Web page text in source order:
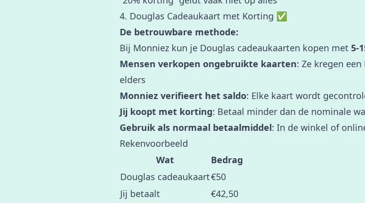
4. Douglas Cadeaukaart met Korting ✅
De betrouwbare methode:
Bij Monniez kun je Douglas cadeaukaarten kopen met 5-
Mensen verkopen ongebruikte kaarten: Ze kregen
elders
Monniez verifieert het saldo: Elke kaart wordt
Jij koopt met korting: Betaal minder dan de nominale
Gebruik als normaal betaalmiddel: In de winkel of
Rekenvoorbeeld
Wat
Bedrag
Douglas cadeaukaart€50
Jij betaalt
€42,50